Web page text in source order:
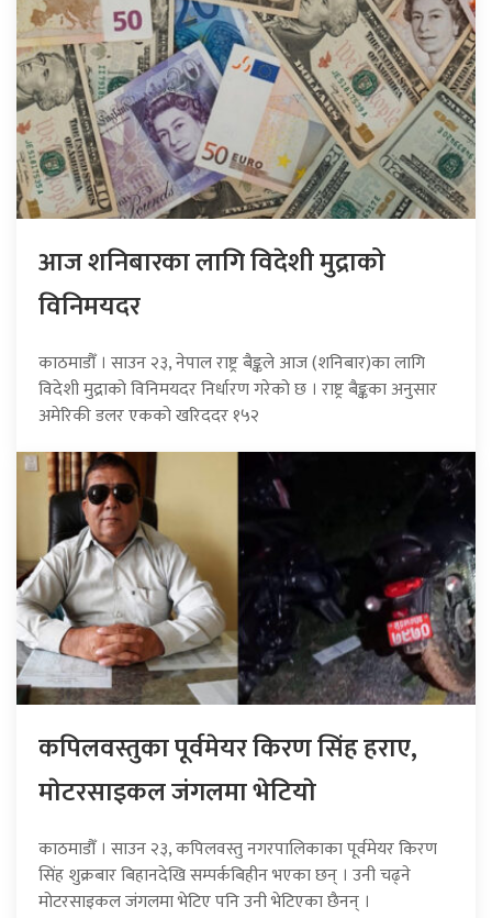
आज शनिबारका लागि विदेशी मुद्राको
विनिमयदर
काठमाडौँ । साउन २३, नेपाल राष्ट्र बैङ्कले आज (शनिबार)का लागि
विदेशी मुद्राको विनिमयदर निर्धारण गरेको छ । राष्ट्र बैङ्कका अनुसार
अमेरिकी डलर एकको खरिददर १५२
कपिलवस्तुका पूर्वमेयर किरण सिंह हराए,
माेटरसाइकल जंगलमा भेटियाे
काठमाडौँ । साउन २३, कपिलवस्तु नगरपालिकाका पूर्वमेयर किरण
सिंह शुक्रबार बिहानदेखि सम्पर्कबिहीन भएका छन् । उनी चढ्ने
मोटरसाइकल जंगलमा भेटिए पनि उनी भेटिएका छैनन् ।